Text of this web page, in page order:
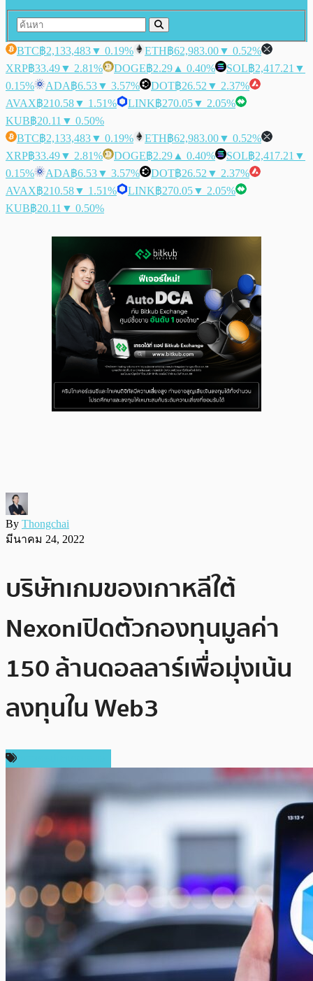
BTC฿2,133,483▼ 0.19% ETH฿62,983.00▼ 0.52%
XRP฿33.49▼ 2.81% DOGE฿2.29 ▲ 0.40% SOL฿2,417.21 ▼
0.15%
ADA฿6.53▼ 3.57% DOT฿26.52 ▼ 2.37%
AVAX฿210.58▼ 1.51% LINK฿270.05▼ 2.05%
KUB฿20.11 ▼ 0.50%
BTC฿2,133,483▼ 0.19% ETH฿62,983.00▼ 0.52%
XRP฿33.49▼ 2.81% DOGE฿2.29 ▲ 0.40% SOL฿2,417.21 ▼
0.15%
ADA฿6.53▼ 3.57% DOT฿26.52 ▼ 2.37%
AVAX฿210.58▼ 1.51% LINK฿270.05▼ 2.05%
KUB฿20.11 ▼ 0.50%
By Thongchai
มีนาคม 24, 2022
บริษัทเกมของเกาหลีใต้
Nexon เปิดตัวกองทุนมูลค่า
150 ล้านดอลลาร์เพื่อมุ่งเน้น
ลงทุนใน Web3